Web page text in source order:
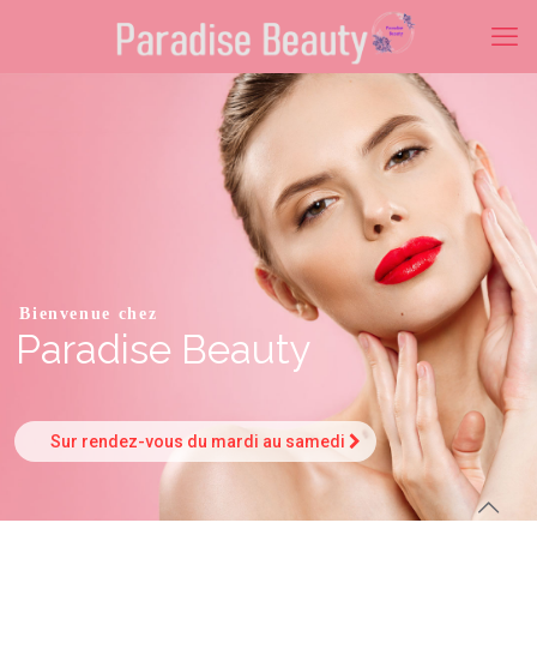
Bienvenue chez
Paradise Beauty
Sur rendez-vous du mardi au samedi